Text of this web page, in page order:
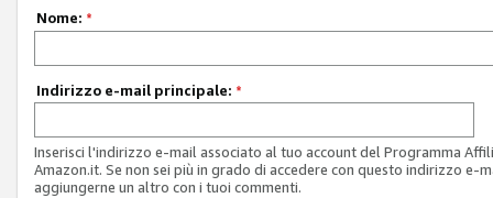
Nome: *
Indirizzo e-mail principale: *
Inserisci l'indirizzo e-mail associato al tuo account del Programma
Amazon.it. Se non sei più in grado di accedere con questo indirizzo e-
aggiungerne un altro con i tuoi commenti.